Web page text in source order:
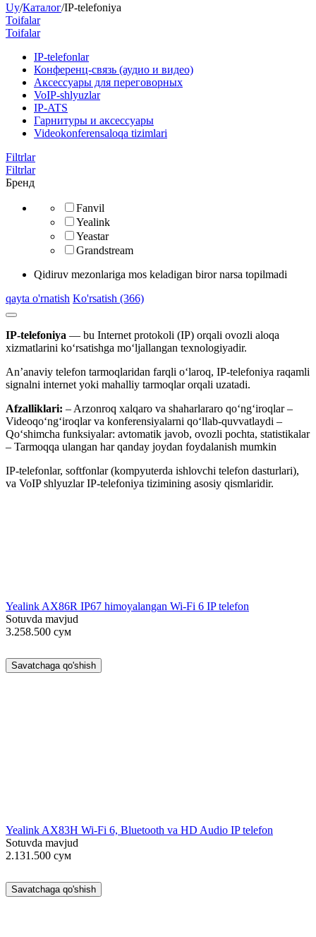
Uy/Каталог/IP-telefoniya
Toifalar
Toifalar
​IP-telefonlar
Конференц-связь (аудио и видео)
Аксессуары для переговорных
VoIP-shlyuzlar
IP-ATS
Гарнитуры и аксессуары
Videokonferensaloqa tizimlari
Filtrlar
Filtrlar
Бренд
Fanvil
Yealink
Yeastar
Grandstream
Qidiruv mezonlariga mos keladigan biror narsa topilmadi
qayta o'rnatish Ko'rsatish (366)
IP-telefoniya — bu Internet protokoli (IP) orqali ovozli aloqa
xizmatlarini ko‘rsatishga mo‘ljallangan texnologiyadir.
An’anaviy telefon tarmoqlaridan farqli o‘laroq, IP-telefoniya raqamli
signalni internet yoki mahalliy tarmoqlar orqali uzatadi.
Afzalliklari: – Arzonroq xalqaro va shaharlararo qo‘ng‘iroqlar –
Videoqo‘ng‘iroqlar va konferensiyalarni qo‘llab-quvvatlaydi –
Qo‘shimcha funksiyalar: avtomatik javob, ovozli pochta, statistikalar
– Tarmoqqa ulangan har qanday joydan foydalanish mumkin
IP-telefonlar, softfonlar (kompyuterda ishlovchi telefon dasturlari),
va VoIP shlyuzlar IP-telefoniya tizimining asosiy qismlaridir.
Yealink AX86R IP67 himoyalangan Wi-Fi 6 IP telefon
Sotuvda mavjud
3.258.500 сум
Savatchaga qo'shish
Yealink AX83H Wi-Fi 6, Bluetooth va HD Audio IP telefon
Sotuvda mavjud
2.131.500 сум
Savatchaga qo'shish